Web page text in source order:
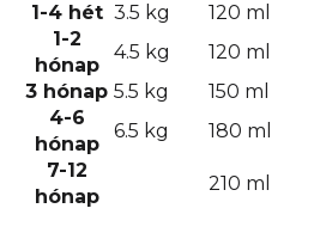
1-4 hét 3.5 kg 120 ml
1-2
hónap
4.5 kg 120 ml
3 hónap 5.5 kg 150 ml
4-6
hónap
6.5 kg 180 ml
7-12
hónap
210 ml